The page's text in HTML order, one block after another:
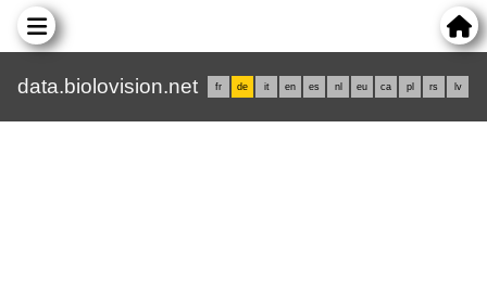
data.biolovision.net fr de it en es nl eu ca pl rs lv